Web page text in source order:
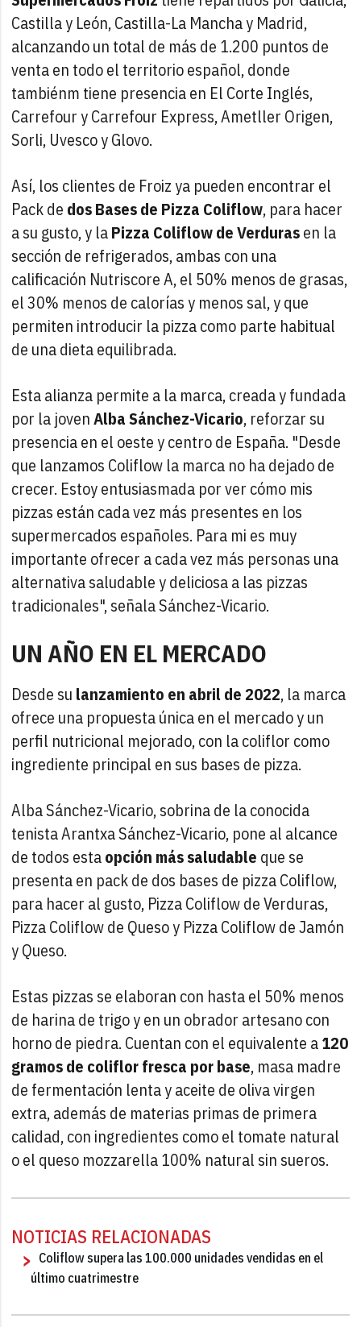
Castilla y León, Castilla-La Mancha y Madrid,
alcanzando un total de más de 1.200 puntos de
venta en todo el territorio español, donde
tambiénm tiene presencia en El Corte Inglés,
Carrefour y Carrefour Express, Ametller Origen,
Sorli, Uvesco y Glovo.
Así, los clientes de Froiz ya pueden encontrar el
Pack de dos Bases de Pizza Coliflow, para hacer
a su gusto, y laPizza Coliflow de Verdurasen la
sección de refrigerados, ambas con una
calificación Nutriscore A, el 50% menos de grasas,
el 30% menos de calorías y menos sal, y que
permiten introducir la pizza como parte habitual
de una dieta equilibrada.
Esta alianza permite a la marca, creada y fundada
por la jovenAlba Sánchez-Vicario, reforzar su
presencia en el oeste y centro de España. "Desde
que lanzamos Coliflow la marca no ha dejado de
crecer. Estoy entusiasmada por ver cómo mis
pizzas están cada vez más presentes en los
supermercados españoles. Para mi es muy
importante ofrecer a cada vez más personas una
alternativa saludable y deliciosa a las pizzas
tradicionales", señala Sánchez-Vicario.
UN AÑO EN EL MERCADO
Desde su lanzamiento en abril de 2022, la marca
ofrece una propuesta única en el mercado y un
perfil nutricional mejorado, con la coliflor como
ingrediente principal en sus bases de pizza.
Alba Sánchez-Vicario, sobrina de la conocida
tenista Arantxa Sánchez-Vicario, pone al alcance
de todos estaopción más saludable que se
presenta en pack de dos bases de pizza Coliflow,
para hacer al gusto, Pizza Coliflow de Verduras,
Pizza Coliflow de Queso y Pizza Coliflow de Jamón
y Queso.
Estas pizzas se elaboran con hasta el 50% menos
de harina de trigo y en un obrador artesano con
horno de piedra. Cuentan con el equivalente a120
gramos de coliflor fresca por base, masa madre
de fermentación lenta y aceite de oliva virgen
extra, además de materias primas de primera
calidad, con ingredientes como el tomate natural
o el queso mozzarella 100% natural sin sueros.
NOTICIAS RELACIONADAS
Coliflow supera las 100.000 unidades vendidas en el
último cuatrimestre